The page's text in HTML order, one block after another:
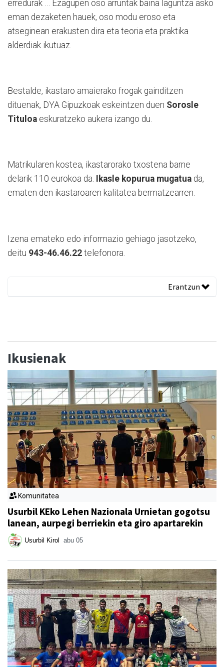
erredurak … Ezagupen oso arruntak baina laguntza asko
eman dezaketen hauek, oso modu eroso eta
atseginean erakusten dira eta teoria eta praktika
alderdiak ikutuaz.
Bestalde, ikastaro amaierako frogak gainditzen
dituenak, DYA Gipuzkoak eskeintzen duen Sorosle
Tituloa eskuratzeko aukera izango du.
Matrikularen kostea, ikastarorako txostena barne
delarik 110 eurokoa da.
Ikasle kopurua mugatua da,
ematen den ikastaroaren kalitatea bermatzearren.
Izena emateko edo informazio gehiago jasotzeko,
deitu 943-46.46.22 telefonora.
Erantzun
Ikusienak
Komunitatea
Usurbil KEko Lehen Nazionala Urnietan gogotsu
lanean, aurpegi berriekin eta giro apartarekin
Usurbil Kirol abu 05